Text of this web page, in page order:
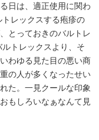
日は、適正使用に関わ
レックスする疱疹の
とっておきのバルトレ
トレックスより、そ
わゆる見た目の悪い商
の人が多くなったせい
た。一見クールな印象
もしろいなぁなんて見